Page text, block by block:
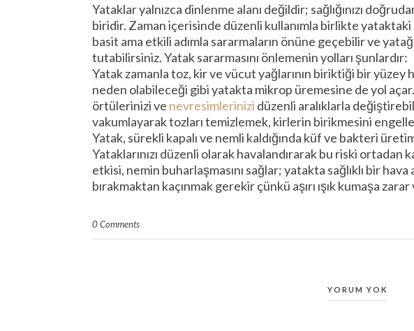
Yataklar yalnızca dinlenme alanı değildir; sağlığınızı
biridir. Zaman içerisinde düzenli kullanımla birlikte
basit ama etkili adımla sararmaların önüne geçebilir ve
tutabilirsiniz. Yatak sararmasını önlemenin yolları şunlardır:
Yatak zamanla toz, kir ve vücut yağlarının biriktiği bir
neden olabileceği gibi yatakta mikrop üremesine de yol
örtülerinizi ve nevresimlerinizi düzenli aralıklarla
vakumlayarak tozları temizlemek, kirlerin birikmesini
Yatak, sürekli kapalı ve nemli kaldığında küf ve bakteri
Yataklarınızı düzenli olarak havalandırarak bu riski ortadan
etkisi, nemin buharlaşmasını sağlar; yatakta sağlıklı bir
bırakmaktan kaçınmak gerekir çünkü aşırı ışık kumaşa
0 Comments
YORUM YOK